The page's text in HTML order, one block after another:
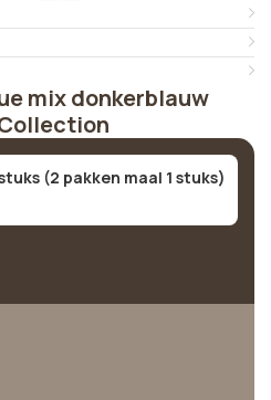
mix donkerblauw
Collection
(2 pakken maal 1 stuks)